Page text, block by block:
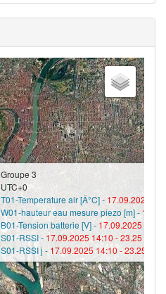
Groupe 3
UTC+0
T01-Temperature air [Â°C] - 17.09.2025
W01-hauteur eau mesure piezo [m] -
B01-Tension batterie [V] - 17.09.2025
S01-RSSI - 17.09.2025 14:10 -23.25
S01-RSSI j - 17.09.2025 14:10 -23.25